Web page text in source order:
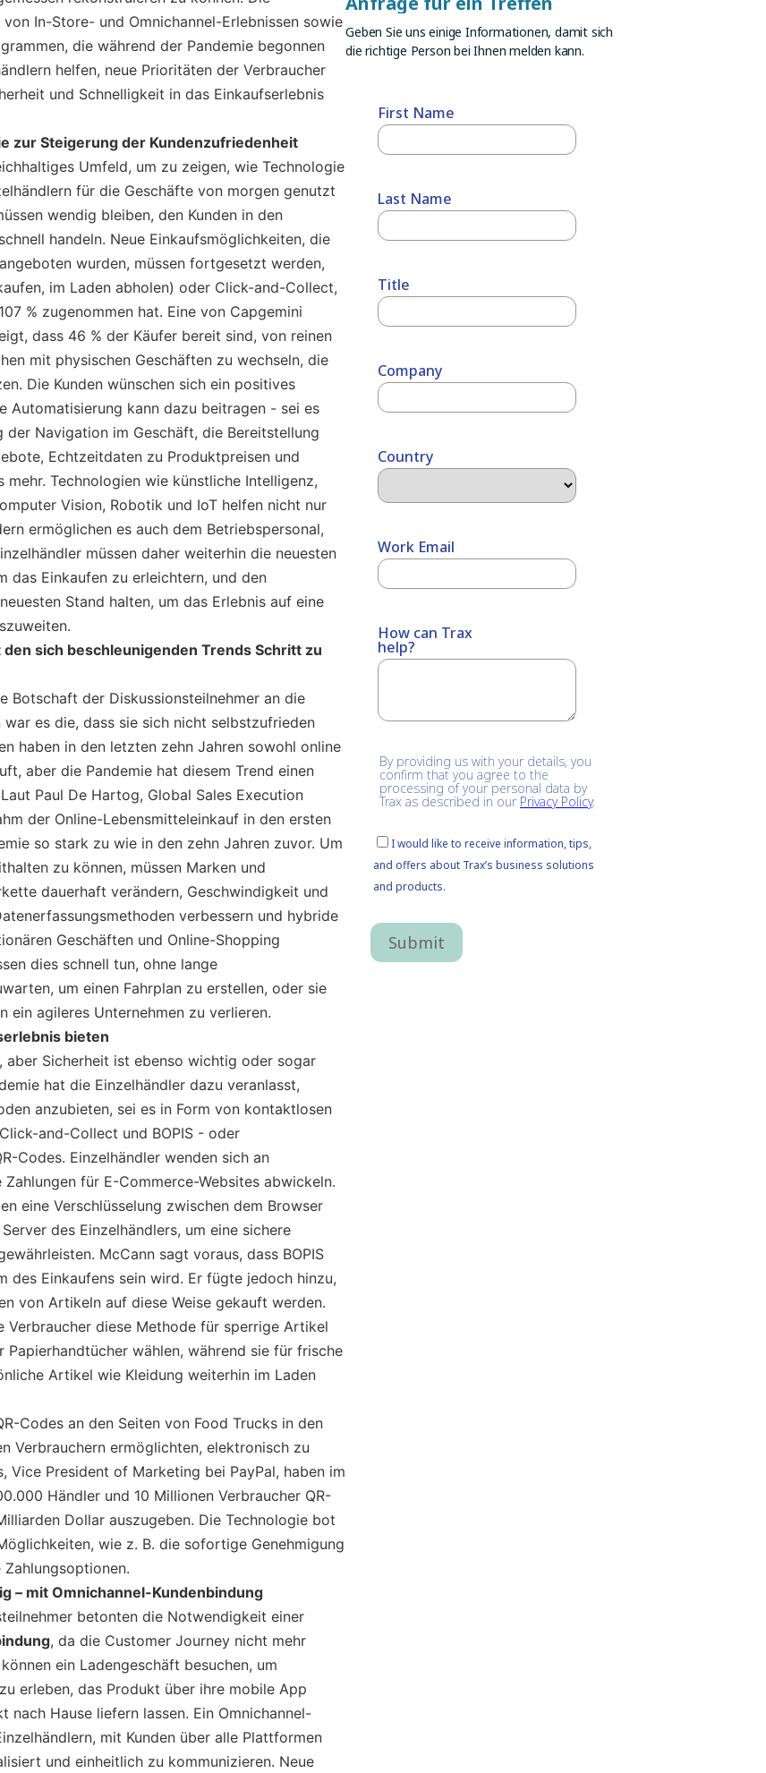
In-Store- und Omnichannel-Erlebnissen sowie
die während der Pandemie begonnen
helfen, neue Prioritäten der Verbraucher
und Schnelligkeit in das Einkaufserlebnis
zur Steigerung der Kundenzufriedenheit
Umfeld, um zu zeigen, wie Technologie
für die Geschäfte von morgen genutzt
wendig bleiben, den Kunden in den
handeln. Neue Einkaufsmöglichkeiten, die
wurden, müssen fortgesetzt werden,
im Laden abholen) oder Click-and-Collect,
% zugenommen hat. Eine von Capgemini
dass 46 % der Käufer bereit sind, von reinen
mit physischen Geschäften zu wechseln, die
Die Kunden wünschen sich ein positives
Automatisierung kann dazu beitragen - sei es
Navigation im Geschäft, die Bereitstellung
Echtzeitdaten zu Produktpreisen und
Technologien wie künstliche Intelligenz,
Vision, Robotik und IoT helfen nicht nur
ermöglichen es auch dem Betriebspersonal,
müssen daher weiterhin die neuesten
das Einkaufen zu erleichtern, und den
Stand halten, um das Erlebnis auf eine
sich beschleunigenden Trends Schritt zu
Botschaft der Diskussionsteilnehmer an die
war es die, dass sie sich nicht selbstzufrieden
haben in den letzten zehn Jahren sowohl online
aber die Pandemie hat diesem Trend einen
Paul De Hartog, Global Sales Execution
der Online-Lebensmitteleinkauf in den ersten
so stark zu wie in den zehn Jahren zuvor. Um
zu können, müssen Marken und
dauerhaft verändern, Geschwindigkeit und
verbessern und hybride
Geschäften und Online-Shopping
dies schnell tun, ohne lange
um einen Fahrplan zu erstellen, oder sie
ein agileres Unternehmen zu verlieren.
bieten
Sicherheit ist ebenso wichtig oder sogar
hat die Einzelhändler dazu veranlasst,
anzubieten, sei es in Form von kontaktlosen
and-Collect und BOPIS - oder
Codes. Einzelhändler wenden sich an
für E-Commerce-Websites abwickeln.
eine Verschlüsselung zwischen dem Browser
des Einzelhändlers, um eine sichere
McCann sagt voraus, dass BOPIS
des Einkaufens sein wird. Er fügte jedoch hinzu,
von Artikeln auf diese Weise gekauft werden.
Verbraucher diese Methode für sperrige Artikel
wählen, während sie für frische
Artikel wie Kleidung weiterhin im Laden
Codes an den Seiten von Food Trucks in den
Verbrauchern ermöglichten, elektronisch zu
Vice President of Marketing bei PayPal, haben im
Händler und 10 Millionen Verbraucher QR-
Dollar auszugeben. Die Technologie bot
wie z. B. die sofortige Genehmigung
– mit Omnichannel-Kundenbindung
betonten die Notwendigkeit einer
, da die Customer Journey nicht mehr
ein Ladengeschäft besuchen, um
erleben, das Produkt über ihre mobile App
nach Hause liefern lassen. Ein Omnichannel-
mit Kunden über alle Plattformen
und einheitlich zu kommunizieren. Neue
Geben Sie uns einige Informationen, damit sich
die richtige Person bei Ihnen melden kann.